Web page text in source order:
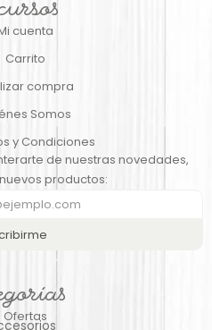
cuenta
Carrito
compra
Somos
y Condiciones
de nuestras novedades,
productos:
Ofertas